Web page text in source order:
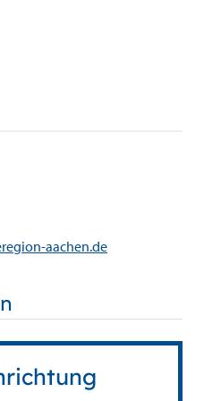
aachen.de